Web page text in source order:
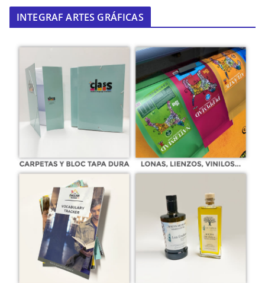
INTEGRAF ARTES GRÁFICAS